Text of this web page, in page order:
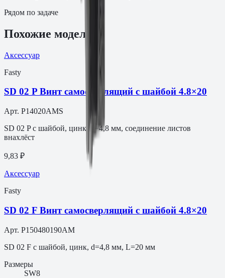
Рядом по задаче
Похожие модели
Аксессуар
Fasty
SD 02 P Винт самосверлящий c шайбой 4.8×20
Арт. P14020AMS
SD 02 P с шайбой, цинк, d=4,8 мм, соединение листов
внахлёст
9,83 ₽
Аксессуар
Fasty
SD 02 F Винт самосверлящий с шайбой 4.8×20
Арт. P150480190AM
SD 02 F с шайбой, цинк, d=4,8 мм, L=20 мм
Размеры
SW8